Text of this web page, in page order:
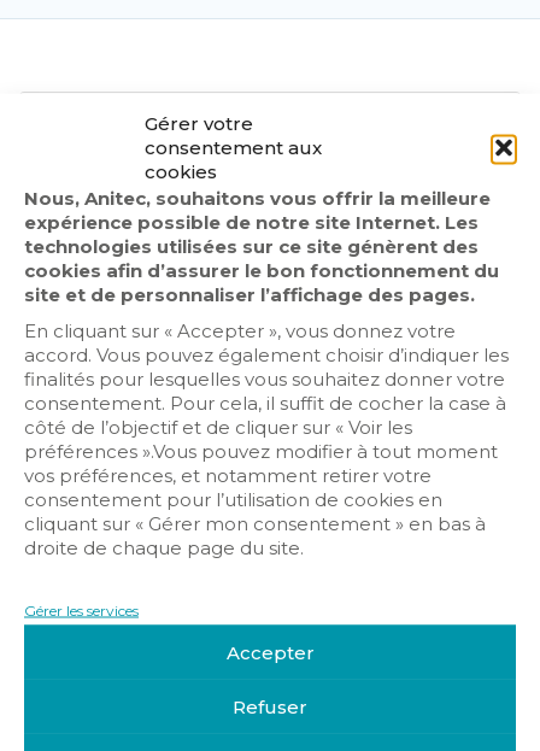
Gérer votre
consentement aux
cookies
Nous, Anitec, souhaitons vous offrir la meilleure
expérience possible de notre site Internet. Les
technologies utilisées sur ce site génèrent des
cookies afin d’assurer le bon fonctionnement du
site et de personnaliser l’affichage des pages.
En cliquant sur « Accepter », vous donnez votre
accord. Vous pouvez également choisir d’indiquer les
finalités pour lesquelles vous souhaitez donner votre
consentement. Pour cela, il suffit de cocher la case à
côté de l’objectif et de cliquer sur « Voir les
préférences ».Vous pouvez modifier à tout moment
vos préférences, et notamment retirer votre
consentement pour l’utilisation de cookies en
cliquant sur « Gérer mon consentement » en bas à
droite de chaque page du site.
Gérer les services
Accepter
Refuser
Contrôle d’accès
Détection intrusion
Sécurité incendie